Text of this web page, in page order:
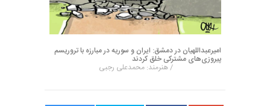
امیرعبداللهیان در دمشق: ایران و سوریه در مبارزه با تروریسم
پیروزی‌های مشترکی خلق کردند
/ هنرمند: محمدعلی رجبی